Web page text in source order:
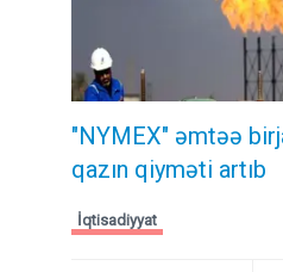
"NYMEX" əmtəə
qazın qiyməti artıb
İqtisadiyyat